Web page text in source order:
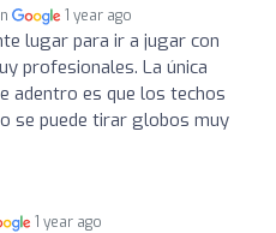
1 year ago
lugar para ir a jugar con
profesionales. La única
adentro es que los techos
se puede tirar globos muy
1 year ago